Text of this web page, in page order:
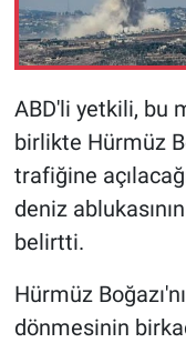
ABD'li yetkili, bu
birlikte Hürmüz
trafiğine
deniz ablukasının
belirtti.
Hürmüz
dönmesinin